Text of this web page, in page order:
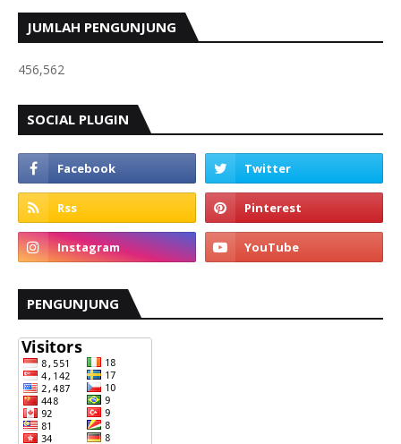
JUMLAH PENGUNJUNG
456,562
SOCIAL PLUGIN
PENGUNJUNG